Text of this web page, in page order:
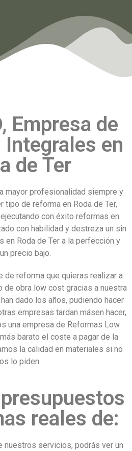
Empresa de
en
de Ter
mayor profesionalidad siempre y
tipo de reforma en Roda de Ter,
con éxito reformas en
con habilidad y destreza un sin
en Roda de Ter a la perfección y
precio bajo.
de reforma que quieras realizar a
de obra low cost gracias a nuestra
dado los años, pudiendo hacer
empresas tardan másen hacer,
una empresa de Reformas Low
barato el coste a pagar de la
la calidad en materiales si no
lo piden.
reales de:
nuestros servicios, podrás ver un